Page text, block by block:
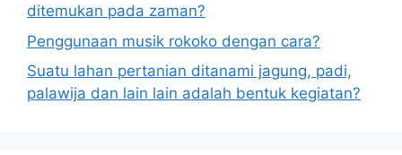
ditemukan pada zaman?
Penggunaan musik rokoko dengan cara?
Suatu lahan pertanian ditanami jagung, padi,
palawija dan lain lain adalah bentuk kegiatan?